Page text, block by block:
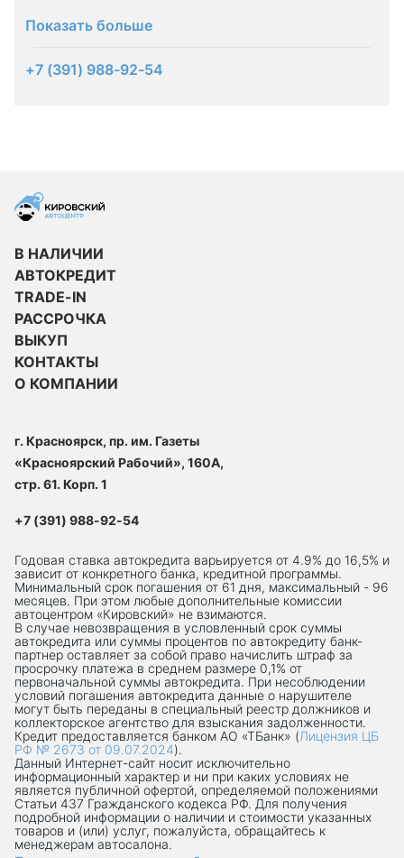
Показать больше
+7 (391) 988-92-54
В НАЛИЧИИ
АВТОКРЕДИТ
TRADE-IN
РАССРОЧКА
ВЫКУП
КОНТАКТЫ
О КОМПАНИИ
г. Красноярск, пр. им. Газеты
«Красноярский Рабочий», 160А,
стр. 61. Корп. 1
+7 (391) 988-92-54
Годовая ставка автокредита варьируется от 4.9% до 16,5% и
зависит от конкретного банка, кредитной программы.
Минимальный срок погашения от 61 дня, максимальный - 96
месяцев. При этом любые дополнительные комиссии
автоцентром «Кировский» не взимаются.
В случае невозвращения в условленный срок суммы
автокредита или суммы процентов по автокредиту банк-
партнер оставляет за собой право начислить штраф за
просрочку платежа в среднем размере 0,1% от
первоначальной суммы автокредита. При несоблюдении
условий погашения автокредита данные о нарушителе
могут быть переданы в специальный реестр должников и
коллекторское агентство для взыскания задолженности.
Кредит предоставляется банком АО «ТБанк» (Лицензия ЦБ
РФ № 2673 от 09.07.2024).
Данный Интернет-сaйт носит исключительно
информационный характер и ни при каких условиях не
является публичной офертой, определяемой положениями
Статьи 437 Гражданского кодекса РФ. Для получения
подробной информации о наличии и стоимости указанных
товаров и (или) услуг, пожалуйста, обращайтесь к
менеджерам автосалона.